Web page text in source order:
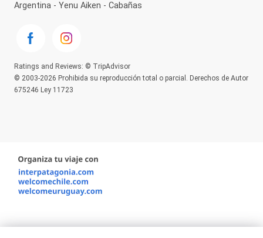
Argentina - Yenu Aiken - Cabañas
Ratings and Reviews: © TripAdvisor
© 2003-2026 Prohibida su reproducción total o parcial. Derechos de Autor
675246 Ley 11723